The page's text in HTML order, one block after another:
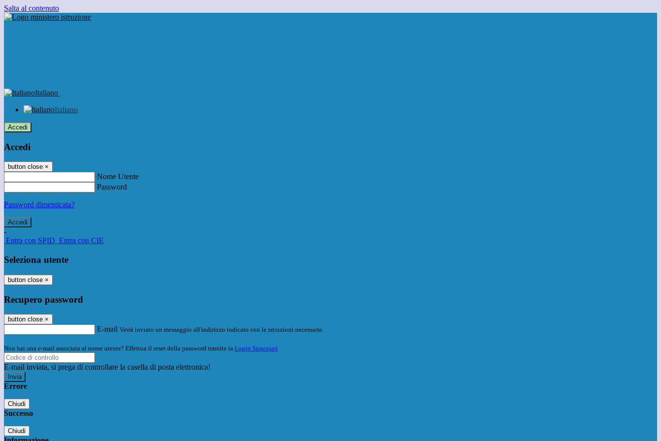
Salta al contenuto
Italiano
Italiano
Accedi
Accedi
button close ×
Nome Utente
Password
Password dimenticata?
-
Entra con SPID Entra con CIE
Seleziona utente
button close ×
Recupero password
button close ×
E-mail Verrà inviato un messaggio all'indirizzo indicato con le istruzioni necessarie.
Non hai una e-mail associata al nome utente? Effettua il reset della password tramite la Login Spaggiari
E-mail inviata, si prega di controllare la casella di posta elettronica!
Errore
Chiudi
Successo
Chiudi